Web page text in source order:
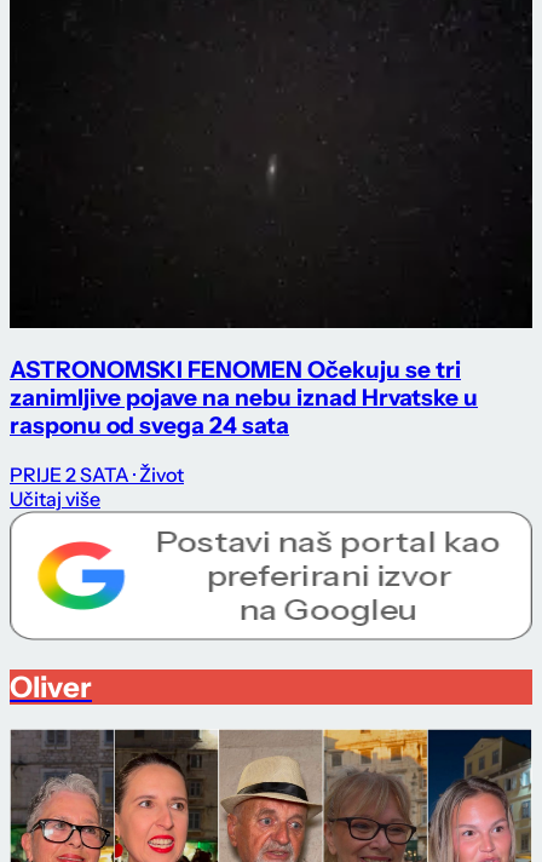
ASTRONOMSKI FENOMEN Očekuju se tri
zanimljive pojave na nebu iznad Hrvatske u
rasponu od svega 24 sata
PRIJE 2 SATA · Život
Učitaj više
Oliver